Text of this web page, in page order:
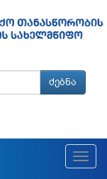
ძებნა